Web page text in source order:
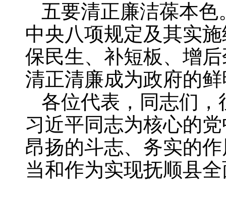
五要清正廉洁葆本
中央八项规定及其实
保民生、补短板、增
清正清廉成为政府的
各位代表，同志们
习近平同志为核心的
昂扬的斗志、务实的
当和作为实现抚顺县